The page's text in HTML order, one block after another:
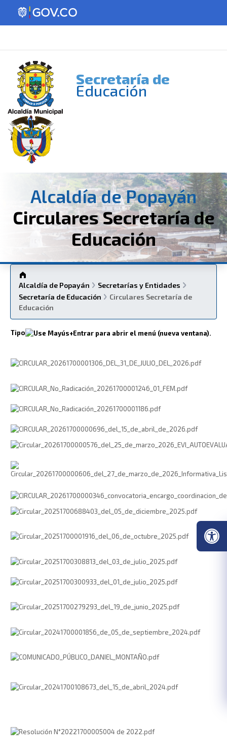
Secretaría de
Educación
Alcaldía de Popayán
Circulares Secretaría de
Educación
Alcaldía de Popayán
Secretarías y Entidades
Secretaría de Educación
Circulares Secretaría de
Educación
Tipo